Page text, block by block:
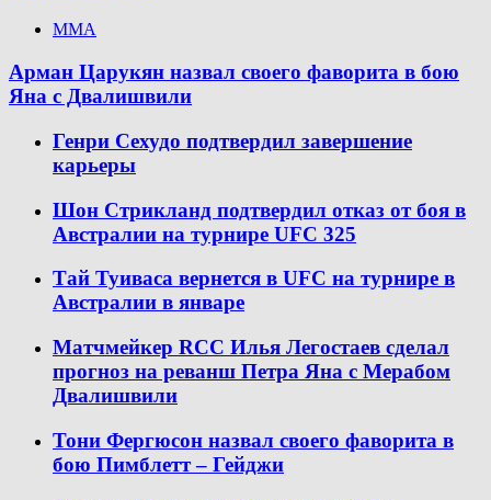
ММА
Арман Царукян назвал своего фаворита в бою
Яна с Двалишвили
Генри Сехудо подтвердил завершение
карьеры
Шон Стрикланд подтвердил отказ от боя в
Австралии на турнире UFC 325
Тай Туиваса вернется в UFC на турнире в
Австралии в январе
Матчмейкер RCC Илья Легостаев сделал
прогноз на реванш Петра Яна с Мерабом
Двалишвили
Тони Фергюсон назвал своего фаворита в
бою Пимблетт – Гейджи